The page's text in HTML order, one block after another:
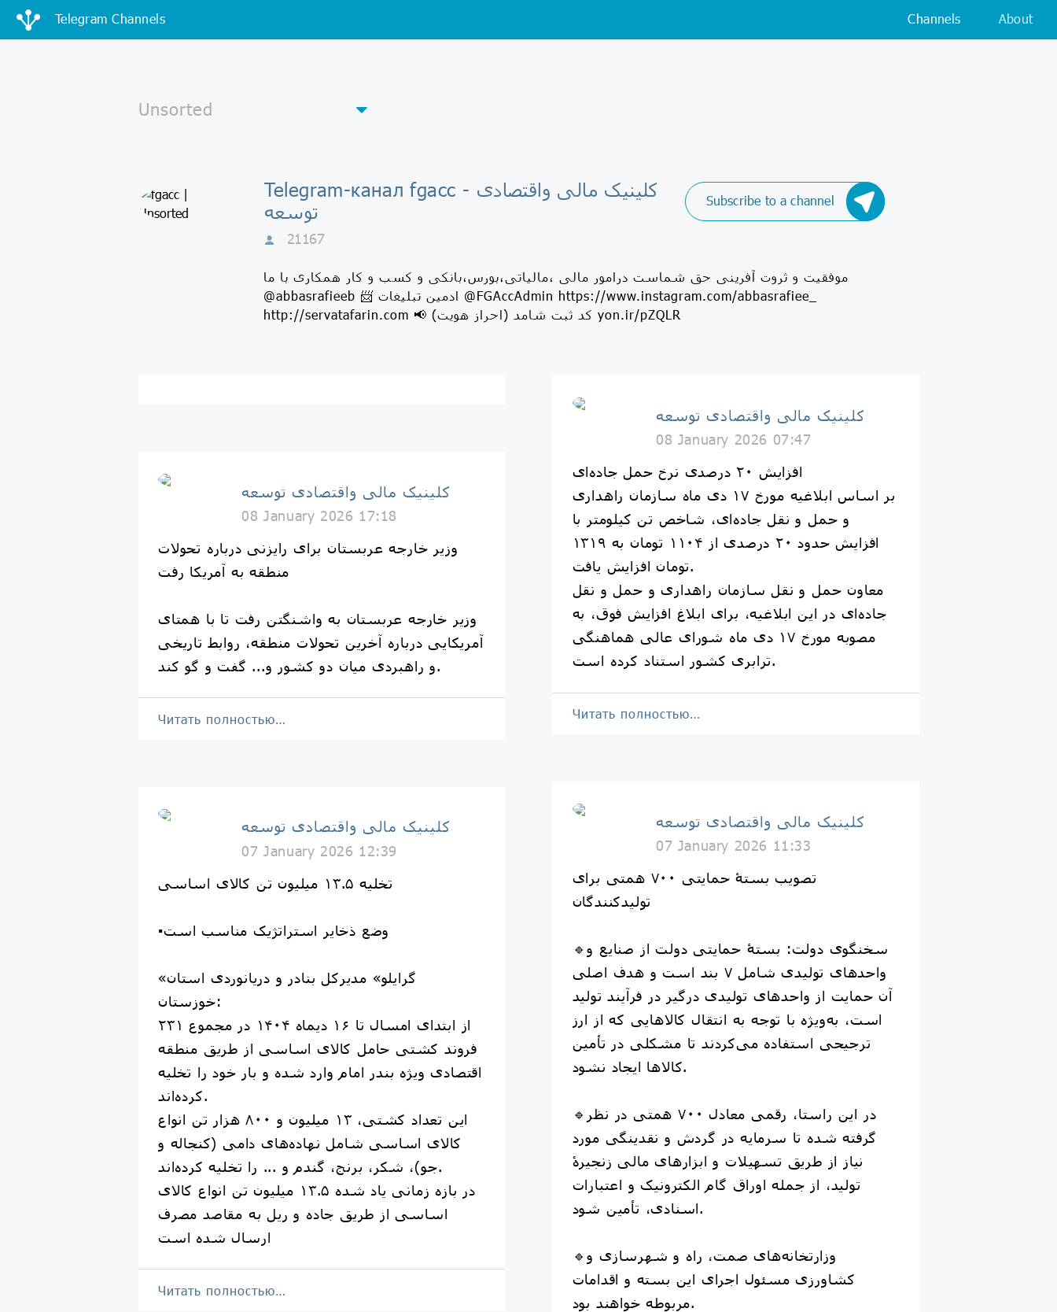
Telegram Channels Channels About
Subscribe to a channel
Telegram-канал fgacc - کلینیک مالی واقتصادی
توسعه
21167
موفقیت و ثروت آفرینی حق شماست درامور مالی ،مالیاتی،بورس،بانکی و کسب و کار همکاری با ما
@abbasrafieeb 📨 ادمین تبلیغات @FGAccAdmin https://www.instagram.com/abbasrafiee_
http://servatafarin.com 📢 کد ثبت شامد (احراز هویت)‌ yon.ir/pZQLR
کلینیک مالی واقتصادی توسعه
08 January 2026 17:18
وزیر خارجه عربستان برای رایزنی درباره تحولات
منطقه به آمریکا رفت
وزیر خارجه عربستان به واشنگتن رفت تا با همتای
آمریکایی درباره آخرین تحولات منطقه، روابط تاریخی
و راهبردی میان دو کشور‌ و... گفت‌ و گو کند.
Читать полностью…
کلینیک مالی واقتصادی توسعه
07 January 2026 12:39
تخلیه ۱۳.۵ میلیون تن کالای اساسی
▪️وضع ذخایر استراتژیک مناسب است
«گرایلو» مدیرکل بنادر و دریانوردی استان
خوزستان:
از ابتدای امسال تا ۱۶ دیماه ۱۴۰۴ در مجموع ۲۳۱
فروند کشتی حامل کالای اساسی از طریق منطقه
اقتصادی ویژه بندر امام وارد شده و بار خود را تخلیه
کرده‌اند.
این تعداد کشتی، ۱۳ میلیون و ۸۰۰ هزار تن انواع
کالای اساسی شامل نهاده‌های دامی (کنجاله و
جو)، شکر، برنج، گندم و ... را تخلیه کرده‌اند.
در بازه زمانی یاد شده ۱۳.۵ میلیون تن انواع کالای
اساسی از طریق جاده و ریل به مقاصد مصرف
ارسال شده است
Читать полностью…
کلینیک مالی واقتصادی توسعه
08 January 2026 07:47
افزایش ۲۰ درصدی نرخ حمل جاده‌ای
بر اساس ابلاغیه مورخ ۱۷ دی ماه سازمان راهداری
و حمل و نقل جاده‌ای، شاخص تن کیلومتر با
افزایش حدود ۲۰ درصدی از ۱۱۰۴ تومان به ۱۳۱۹
تومان افزایش یافت.
معاون حمل و نقل سازمان راهداری و حمل و نقل
جاده‌ای در این ابلاغیه، برای ابلاغ افزایش فوق، به
مصوبه مورخ ۱۷ دی ماه شورای عالی هماهنگی
ترابری کشور استناد کرده است.
Читать полностью…
کلینیک مالی واقتصادی توسعه
07 January 2026 11:33
تصویب بستۀ حمایتی ۷۰۰ همتی برای
تولیدکنندگان
🔹سخنگوی دولت: بستۀ حمایتی دولت از صنایع و
واحدهای تولیدی شامل ۷ بند است و هدف اصلی
آن حمایت از واحدهای تولیدی درگیر در فرآیند تولید
است، به‌ویژه با توجه به انتقال کالاهایی که از ارز
ترجیحی استفاده می‌کردند تا مشکلی در تأمین
کالاها ایجاد نشود.
🔹در این راستا، رقمی معادل ۷۰۰ همتی در نظر
گرفته شده تا سرمایه در گردش و نقدینگی مورد
نیاز از طریق تسهیلات و ابزارهای مالی زنجیرۀ
تولید، از جمله اوراق گام الکترونیک و اعتبارات
اسنادی، تأمین شود.
🔹وزارتخانه‌های صمت، راه و شهرسازی و
کشاورزی مسئول اجرای این بسته و اقدامات
مربوطه خواهند بود.